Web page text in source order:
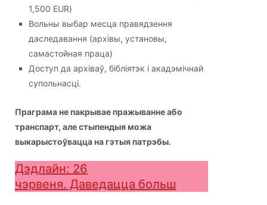
1,500 EUR)
Вольны выбар месца правядзення
даследавання (архівы, установы,
самастойная праца)
Доступ да архіваў, бібліятэк і акадэмічнай
супольнасці.
Праграма не пакрывае пражыванне або
транспарт, але стыпендыя можа
выкарыстоўвацца на гэтыя патрэбы.
Дэдлайн: 26
чэрвеня. Даведацца больш